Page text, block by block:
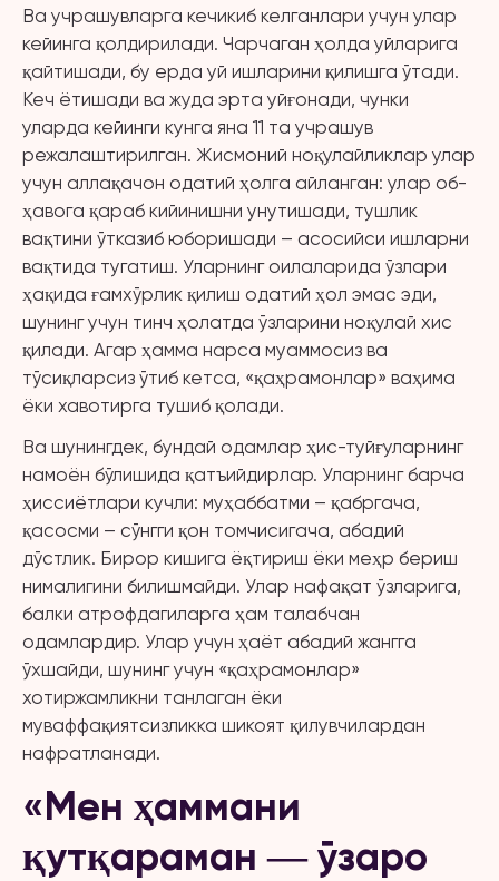
Ва учрашувларга кечикиб келганлари учун улар
кейинга қолдирилади. Чарчаган ҳолда уйларига
қайтишади, бу ерда уй ишларини қилишга ўтади.
Кеч ётишади ва жуда эрта уйғонади, чунки
уларда кейинги кунга яна 11 та учрашув
режалаштирилган. Жисмоний ноқулайликлар улар
учун аллақачон одатий ҳолга айланган: улар об-
ҳавога қараб кийинишни унутишади, тушлик
вақтини ўтказиб юборишади – асосийси ишларни
вақтида тугатиш. Уларнинг оилаларида ўзлари
ҳақида ғамхўрлик қилиш одатий ҳол эмас эди,
шунинг учун тинч ҳолатда ўзларини ноқулай хис
қилади. Агар ҳамма нарса муаммосиз ва
тўсиқларсиз ўтиб кетса, «қаҳрамонлар» ваҳима
ёки хавотирга тушиб қолади.
Ва шунингдек, бундай одамлар ҳис-туйғуларнинг
намоён бўлишида қатъийдирлар. Уларнинг барча
ҳиссиётлари кучли: муҳаббатми – қабргача,
қасосми – сўнгги қон томчисигача, абадий
дўстлик. Бирор кишига ёқтириш ёки меҳр бериш
нималигини билишмайди. Улар нафақат ўзларига,
балки атрофдагиларга ҳам талабчан
одамлардир. Улар учун ҳаёт абадий жангга
ўхшайди, шунинг учун «қаҳрамонлар»
хотиржамликни танлаган ёки
муваффақиятсизликка шикоят қилувчилардан
нафратланади.
«Мен ҳаммани
қутқараман ― ўзаро